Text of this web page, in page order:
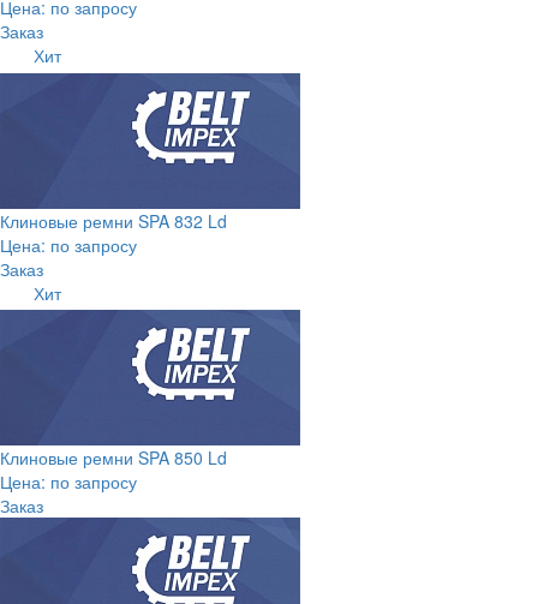
Цена: по запросу
Заказ
Хит
Клиновые ремни SPA 832 Ld
Цена: по запросу
Заказ
Хит
Клиновые ремни SPA 850 Ld
Цена: по запросу
Заказ